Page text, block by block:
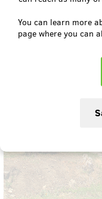
You can learn more
page where you can